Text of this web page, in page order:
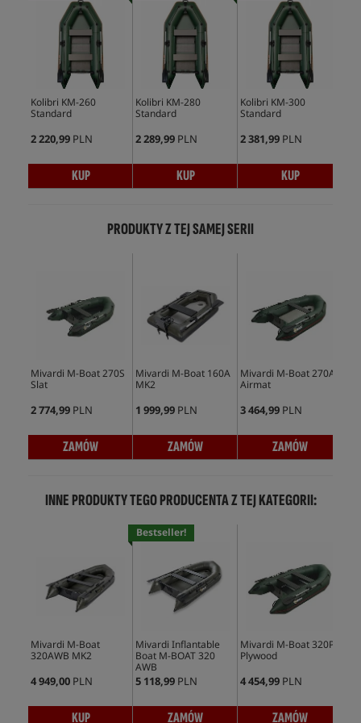
Kolibri KM-260
Standard
2 220,99 PLN
KUP
Kolibri KM-280
Standard
2 289,99 PLN
KUP
Kolibri KM-300
Standard
2 381,99 PLN
KUP
PRODUKTY Z TEJ SAMEJ SERII
Mivardi M-Boat 270S
Slat
2 774,99 PLN
ZAMÓW
Mivardi M-Boat 160A
MK2
1 999,99 PLN
ZAMÓW
Mivardi M-Boat 270A
Airmat
3 464,99 PLN
ZAMÓW
INNE PRODUKTY TEGO PRODUCENTA Z TEJ KATEGORII:
Mivardi M-Boat
320AWB MK2
4 949,00 PLN
KUP
Bestseller!
Mivardi Inflantable
Boat M-BOAT 320
AWB
5 118,99 PLN
ZAMÓW
Mivardi M-Boat 320P
Plywood
4 454,99 PLN
ZAMÓW